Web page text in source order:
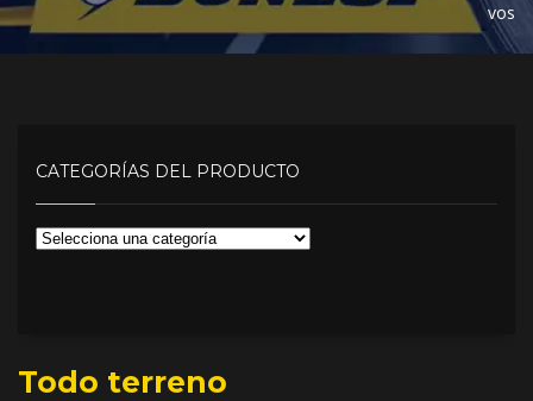
vos
Todo terreno
CATEGORÍAS DEL PRODUCTO